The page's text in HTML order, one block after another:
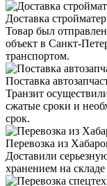
Доставка
Товар был
объект в Санкт-
транспортом.
Поставка
Транзит
сжатые сроки и
срок.
Перевозка из
Доставили
хранением на